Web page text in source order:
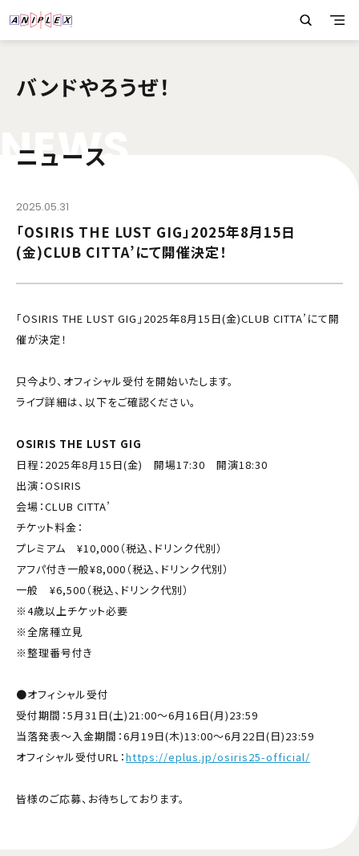
バンドやろうぜ！
NEWS
ニュース
2025.05.31
「OSIRIS THE LUST GIG」2025年8月15日
(金)CLUB CITTA’にて開催決定！
「OSIRIS THE LUST GIG」2025年8月15日(金)CLUB CITTA’にて開
催が決定！
只今より、オフィシャル受付を開始いたします。
ライブ詳細は、以下をご確認ください。
OSIRIS THE LUST GIG
日程：2025年8月15日(金) 開場17:30 開演18:30
出演：OSIRIS
会場：CLUB CITTA’
チケット料金：
プレミアム ¥10,000（税込、ドリンク代別）
アフパ付き一般¥8,000（税込、ドリンク代別）
一般 ¥6,500（税込、ドリンク代別）
※4歳以上チケット必要
※全席種立見
※整理番号付き
●オフィシャル受付
受付期間：5月31日(土)21:00〜6月16日(月)23:59
当落発表〜入金期間：6月19日(木)13:00〜6月22日(日)23:59
オフィシャル受付URL：https://eplus.jp/osiris25-official/
皆様のご応募、お待ちしております。